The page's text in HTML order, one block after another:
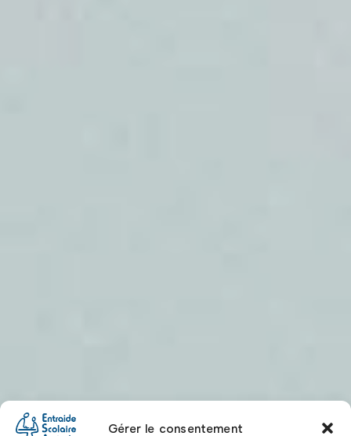
Gérer le consentement